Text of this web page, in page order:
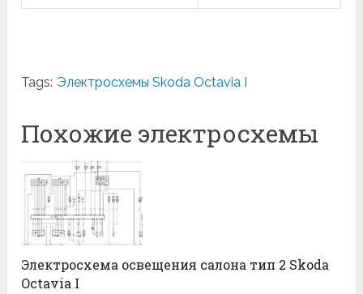
Tags: Электросхемы Skoda Octavia I
Похожие электросхемы
Электросхема освещения салона тип 2 Skoda
Octavia I